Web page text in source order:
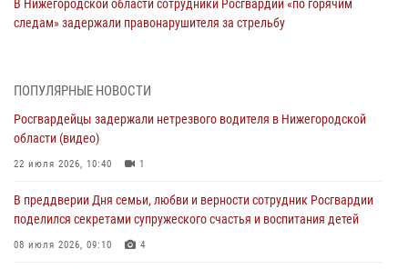
В Нижегородской области сотрудники Росгвардии «по горячим
следам» задержали правонарушителя за стрельбу
В Нижегородской области продолжаются мероприятия в рамках
16 июля 2026, 05:00
Росгвардейцы обеспечили безопасность на VK Fest в Нижнем
13 июля 2026, 17:13
Нижегородские росгвардейцы за прошедшую неделю выезжали
ПОПУЛЯРНЫЕ НОВОСТИ
Росгвардейцы задержали нетрезвого водителя в Нижегородской
области (видео)
22 июля 2026, 10:40 1
В преддверии Дня семьи, любви и верности сотрудник Росгвардии
поделился секретами супружеского счастья и воспитания детей
08 июля 2026, 09:10 4